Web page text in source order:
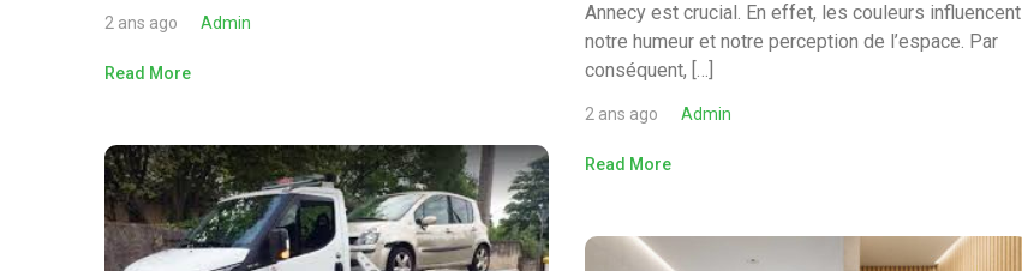
2 ans ago Admin
Read More
Annecy est crucial. En effet, les couleurs influencent
notre humeur et notre perception de l’espace. Par
conséquent, […]
2 ans ago Admin
Read More